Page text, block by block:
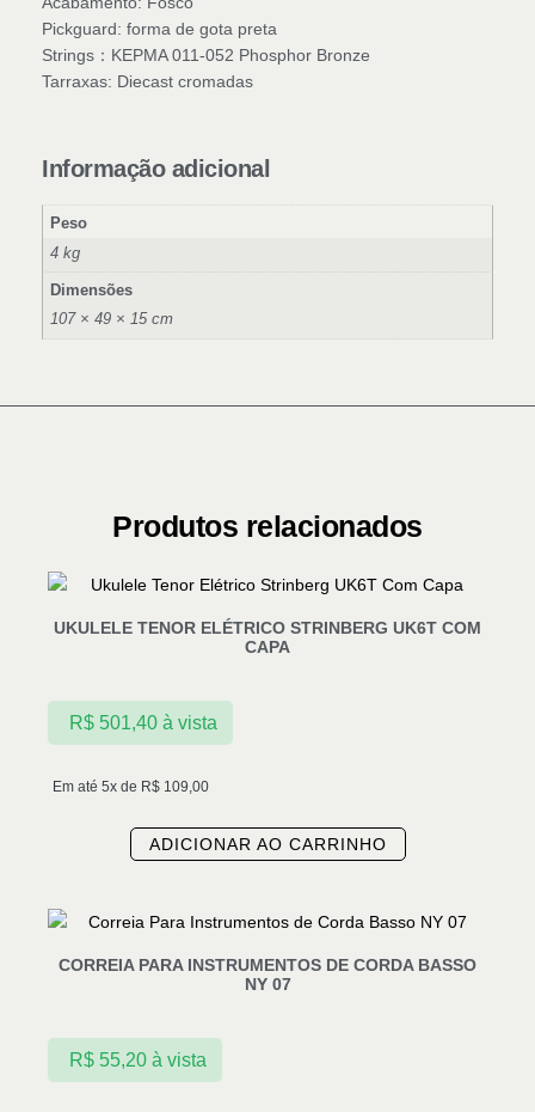
Pickguard: forma de gota preta
Strings：KEPMA 011-052 Phosphor Bronze
Tarraxas: Diecast cromadas
Informação adicional
Peso
4 kg
Dimensões
107 × 49 × 15 cm
Produtos relacionados
UKULELE TENOR ELÉTRICO STRINBERG UK6T COM
CAPA
Em até 5x de R$ 109,00
R$501,40 à vista
ADICIONAR AO CARRINHO
CORREIA PARA INSTRUMENTOS DE CORDA BASSO
NY 07
R$55,20 à vista